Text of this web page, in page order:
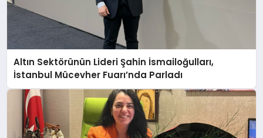
Altın Sektörünün Lideri Şahin İsmailoğulları,
İstanbul Mücevher Fuarı’nda Parladı ￼